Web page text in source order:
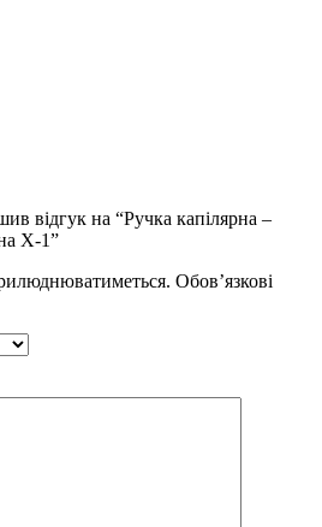
відгук на “Ручка капілярна –
Х-1”
Обов’язкові